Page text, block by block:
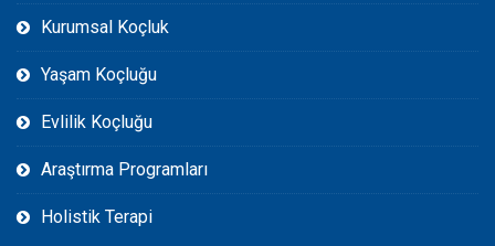
Kurumsal Koçluk
Yaşam Koçluğu
Evlilik Koçluğu
Araştırma Programları
Holistik Terapi